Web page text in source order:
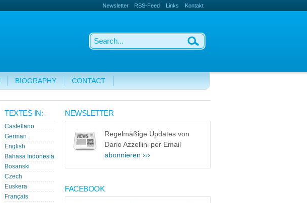
Newsletter RSS-Feed Links Kontakt
BIOGRAPHY CONTACT
TEXTES IN:
Castellano
German
English
Bahasa Indonesia
Bosanski
Czech
Euskera
Français
NEWSLETTER
Regelmäßige Updates von
Dario Azzellini per Email
abonnieren ›››
FACEBOOK